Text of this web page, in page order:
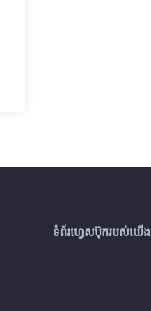
ទំព័រហ្វេសប៊ុករបស់យើង